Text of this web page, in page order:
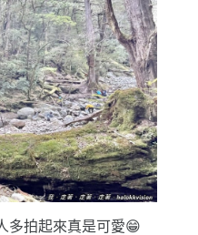
多拍起來真是可愛😁